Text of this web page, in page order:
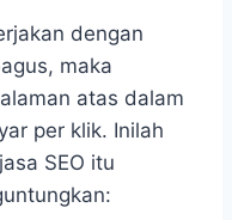
dengan
maka
atas dalam
per klik. Inilah
SEO itu